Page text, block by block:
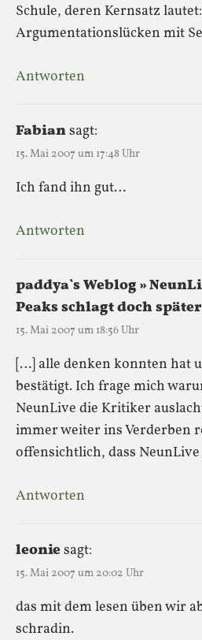
Schule, deren Kernsatz
Argumentationslücken mit
Antworten
Fabiansagt:
15. Mai 2007 um 17:48 Uhr
Ich fand ihn gut…
Antworten
paddya`s Weblog »
Peaks schlagt doch
15. Mai 2007 um 18:56 Uhr
[…] alle denken konnten hat
bestätigt. Ich frage mich
NeunLive die Kritiker
immer weiter ins Verderben
offensichtlich, dass
Antworten
leoniesagt:
15. Mai 2007 um 20:02 Uhr
das mit dem lesen üben wir
schradin.